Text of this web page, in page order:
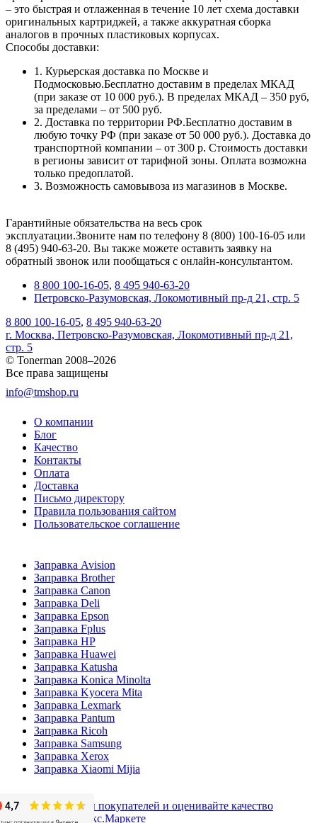
– это быстрая и отлаженная в течение 10 лет схема доставки
оригинальных картриджей, а также аккуратная сборка
аналогов в прочных пластиковых корпусах.
Способы доставки:
1. Курьерская доставка по Москве и
Подмосковью.Бесплатно доставим в пределах МКАД
(при заказе от 10 000 руб.). В пределах МКАД – 350 руб,
за пределами – от 500 руб.
2. Доставка по территории РФ.Бесплатно доставим в
любую точку РФ (при заказе от 50 000 руб.). Доставка до
транспортной компании – от 300 р. Стоимость доставки
в регионы зависит от тарифной зоны. Оплата возможна
только предоплатой.
3. Возможность самовывоза из магазинов в Москве.
Гарантийные обязательства на весь срок
эксплуатации.Звоните нам по телефону 8 (800) 100-16-05 или
8 (495) 940-63-20. Вы также можете оставить заявку на
обратный звонок или пообщаться с онлайн-консультантом.
8 800 100-16-05, 8 495 940-63-20
Петровско-Разумовская, Локомотивный пр-д 21, стр. 5
8 800 100-16-05, 8 495 940-63-20
г. Москва, Петровско-Разумовская, Локомотивный пр-д 21,
стр. 5
© Tonerman 2008–2026
Все права защищены
info@tmshop.ru
О компании
Блог
Качество
Контакты
Оплата
Доставка
Письмо директору
Правила пользования сайтом
Пользовательское соглашение
Заправка Avision
Заправка Brother
Заправка Canon
Заправка Deli
Заправка Epson
Заправка Fplus
Заправка HP
Заправка Huawei
Заправка Katusha
Заправка Konica Minolta
Заправка Kyocera Mita
Заправка Lexmark
Заправка Pantum
Заправка Ricoh
Заправка Samsung
Заправка Xerox
Заправка Xiaomi Mijia